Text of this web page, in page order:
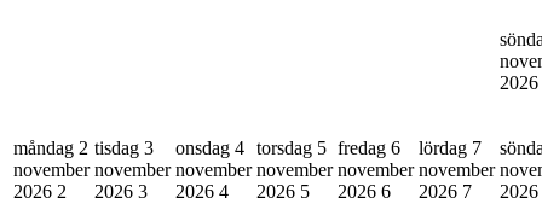
2026
måndag 2
november
2026 2
tisdag 3
november
2026 3
onsdag 4
november
2026 4
torsdag 5
november
2026 5
fredag 6
november
2026 6
lördag 7
november
2026 7
2026